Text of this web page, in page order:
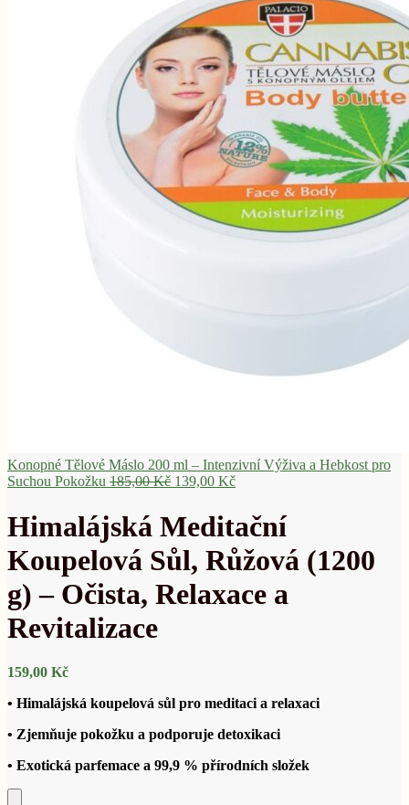
Konopné Tělové Máslo 200 ml – Intenzivní Výživa a Hebkost pro
Suchou Pokožku 185,00Kč Původní
185,00 Kč.
139,00 KčAktuální
139,00 Kč.
Himalájská Meditační
Koupelová Sůl, Růžová (1200
g) – Očista, Relaxace a
Revitalizace
159,00 Kč
• Himalájská koupelová sůl pro meditaci a relaxaci
• Zjemňuje pokožku a podporuje detoxikaci
• Exotická parfemace a 99,9 % přírodních složek